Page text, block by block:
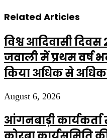
Related Articles
विश्व आदिवासी दिवस
जवाली में प्रथम
किया अधिक से अधिक
August 6, 2026
आंगनबाड़ी